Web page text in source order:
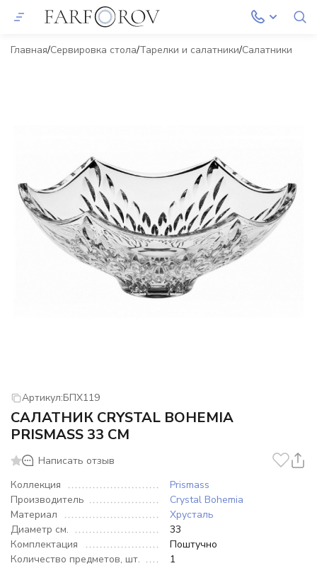
Главная Сервировка стола Тарелки и салатники Салатники
Артикул:БПХ119
САЛАТНИК CRYSTAL BOHEMIA
PRISMASS 33 СМ
Написать отзыв
Коллекция
Prismass
Производитель
Crystal Bohemia
Материал
Хрусталь
Диаметр см.
33
Комплектация
Поштучно
Количество предметов, шт.
1